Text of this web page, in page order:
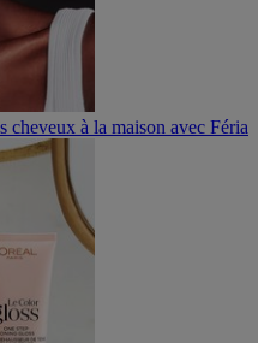
cheveux à la maison avec Féria